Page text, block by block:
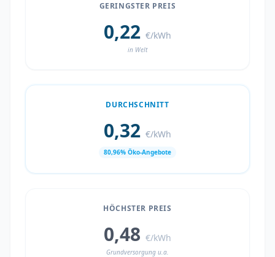
GERINGSTER PREIS
0,22 €/kWh
in Welt
DURCHSCHNITT
0,32 €/kWh
80,96% Öko-Angebote
HÖCHSTER PREIS
0,48 €/kWh
Grundversorgung u.a.